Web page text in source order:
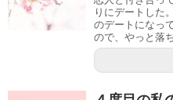
りにデートした
のデートになっ
ので、やっと落